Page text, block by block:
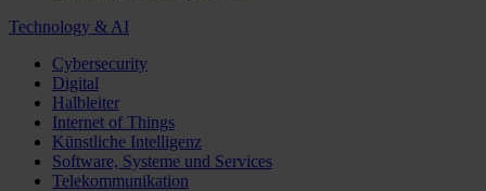
Technology & AI
Cybersecurity
Digital
Halbleiter
Internet of Things
Künstliche Intelligenz
Software, Systeme und Services
Telekommunikation